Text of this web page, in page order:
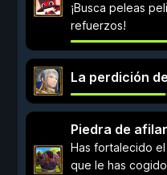
¡Busca peleas
refuerzos!
La perdición
Piedra de
Has fortalecido
que le has